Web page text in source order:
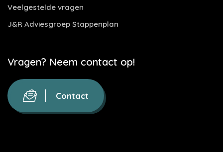
Veelgestelde vragen
J&R Adviesgroep Stappenplan
Vragen? Neem contact op!
Contact